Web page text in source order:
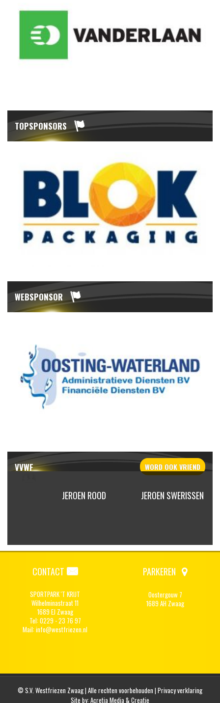
TOPSPONSORS
WEBSPONSOR
VVWF WORD OOKVRIEND
JEROEN ROOD JEROEN SWERISSEN
CONTACT
SPORTPARK 'T KRIJT
Wilhelminastraat 11
1689 EJ Zwaag
Tel: 0229 - 23 76 97
Mail:info@westfriezen.nl
PARKEREN
Oostergouw 7
1689 AH Zwaag
© S.V. Westfriezen Zwaag | Alle rechten voorbehouden | Privacy verklaring
Site by: Acretia Media & Creatie